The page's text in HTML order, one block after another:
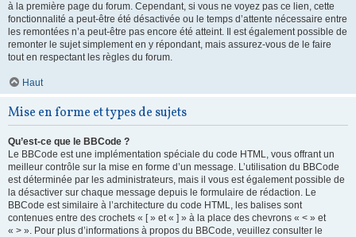
à la première page du forum. Cependant, si vous ne voyez pas ce lien, cette
fonctionnalité a peut-être été désactivée ou le temps d’attente nécessaire entre
les remontées n’a peut-être pas encore été atteint. Il est également possible de
remonter le sujet simplement en y répondant, mais assurez-vous de le faire
tout en respectant les règles du forum.
Haut
Mise en forme et types de sujets
Qu’est-ce que le BBCode ?
Le BBCode est une implémentation spéciale du code HTML, vous offrant un
meilleur contrôle sur la mise en forme d’un message. L’utilisation du BBCode
est déterminée par les administrateurs, mais il vous est également possible de
la désactiver sur chaque message depuis le formulaire de rédaction. Le
BBCode est similaire à l’architecture du code HTML, les balises sont
contenues entre des crochets « [ » et « ] » à la place des chevrons « < » et
« > ». Pour plus d’informations à propos du BBCode, veuillez consulter le